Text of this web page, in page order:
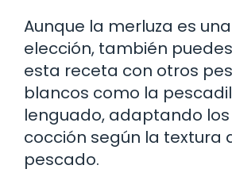
Aunque la merluza es
elección, también
esta receta con otros
blancos como la
lenguado, adaptando
cocción según la textura
pescado.